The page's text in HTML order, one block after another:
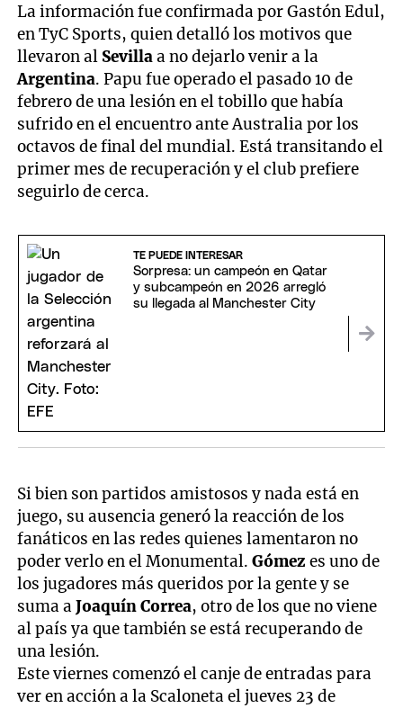
of
1
minute,
32
seconds
La información fue confirmada por Gastón Edul,
en TyC Sports, quien detalló los motivos que
llevaron al Sevillaa no dejarlo venir a la
Argentina. Papu fue operado el pasado 10 de
febrero de una lesión en el tobillo que había
sufrido en el encuentro ante Australia por los
octavos de final del mundial. Está transitando el
primer mes de recuperación y el club prefiere
seguirlo de cerca.
TE PUEDE INTERESAR
Sorpresa: un campeón en Qatar
y subcampeón en 2026 arregló
su llegada al Manchester City
Si bien son partidos amistosos y nada está en
juego, su ausencia generó la reacción de los
fanáticos en las redes quienes lamentaron no
poder verlo en el Monumental.Gómezes uno de
los jugadores más queridos por la gente y se
suma aJoaquín Correa, otro de los que no viene
al país ya que también se está recuperando de
una lesión.
Este viernes comenzó el canje de entradas para
ver en acción a la Scaloneta el jueves 23 de